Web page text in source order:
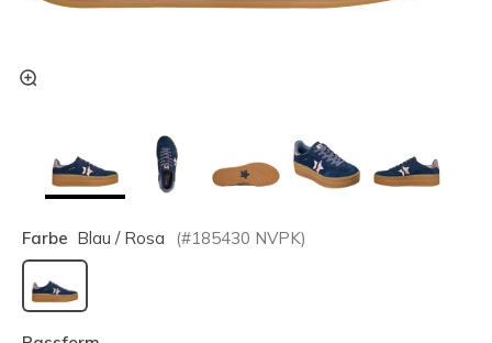
Farbe Blau / Rosa (#185430 NVPK)
ausgewählt